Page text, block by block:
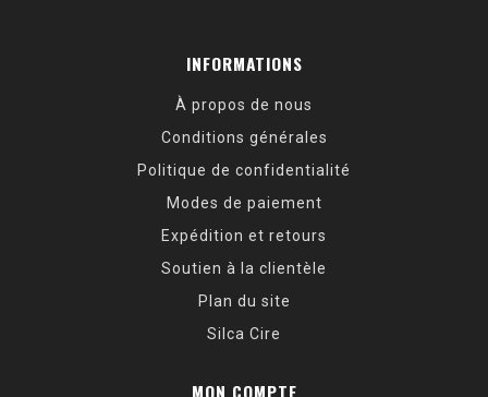
INFORMATIONS
À propos de nous
Conditions générales
Politique de confidentialité
Modes de paiement
Expédition et retours
Soutien à la clientèle
Plan du site
Silca Cire
MON COMPTE